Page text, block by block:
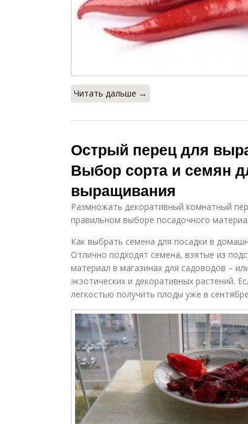
Читать дальше →
Острый перец для
Выбор сорта и семян
выращивания
Размножать декоративный комнатный
правильном выборе посадочного
Как выбрать семена для посадки в
Отлично подходят семена, взятые из
материал в магазинах для садоводов –
экзотических и декоративных растений.
легкостью получить плоды уже в